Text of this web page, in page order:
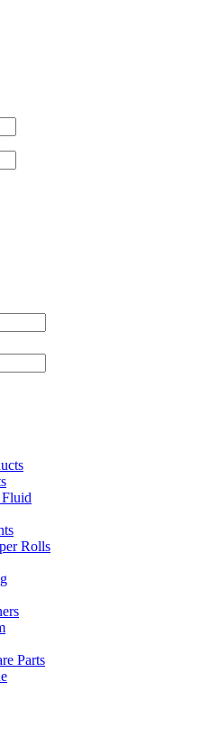
Fluid
Rolls
Parts